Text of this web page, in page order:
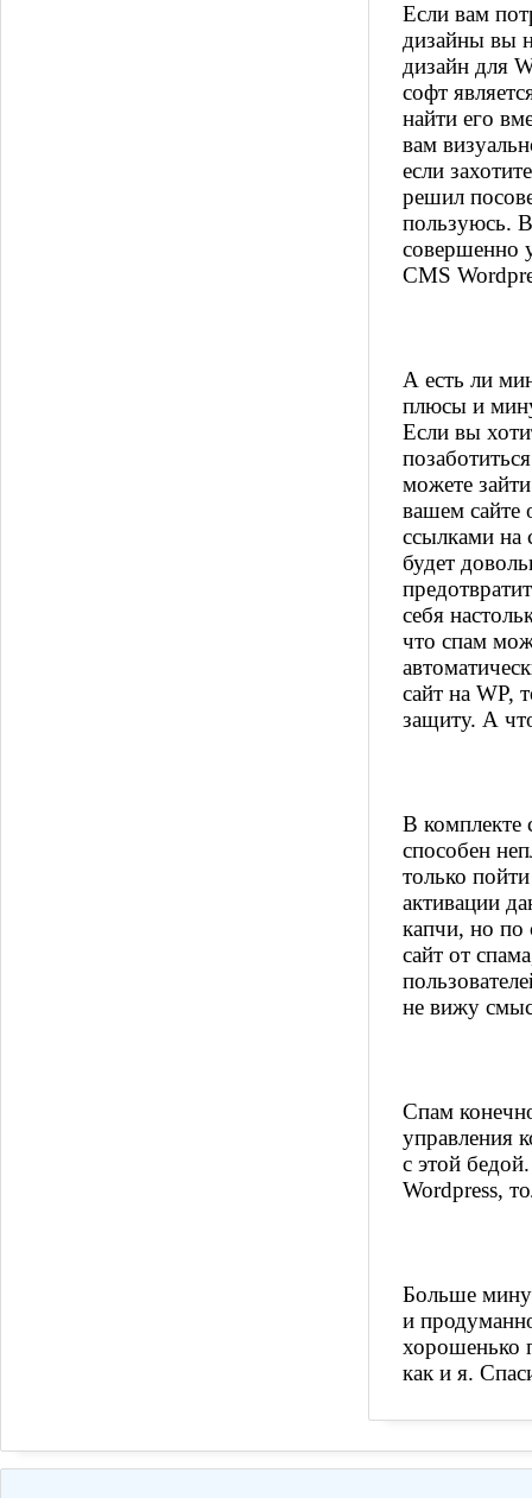
Если вам
дизайны вы
дизайн для
софт
найти его
вам
если
решил
пользуюсь.
совершенно
CMS
А есть ли
плюсы и
Если вы
можете
вашем сайте
ссылками на
будет
себя
что спам
сайт на WP,
защиту. А
В комплекте
способен
только
активации
капчи, но
сайт от
не вижу
Спам
управления
с этой
Wordpress,
Больше
и
хорошенько
как и я.